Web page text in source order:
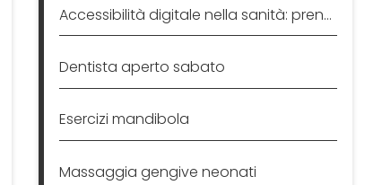
Accessibilità digitale nella sanità: prenotare una visita
Dentista aperto sabato
Esercizi mandibola
Massaggia gengive neonati